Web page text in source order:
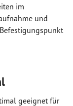
im
und
geeignet für